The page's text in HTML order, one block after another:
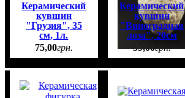
Керамический
кувшин
"Грузия", 35
см, 1л.
75,00грн.
Керамический
кувшин
"Виноградная
лоза", 20см
59,00грн.